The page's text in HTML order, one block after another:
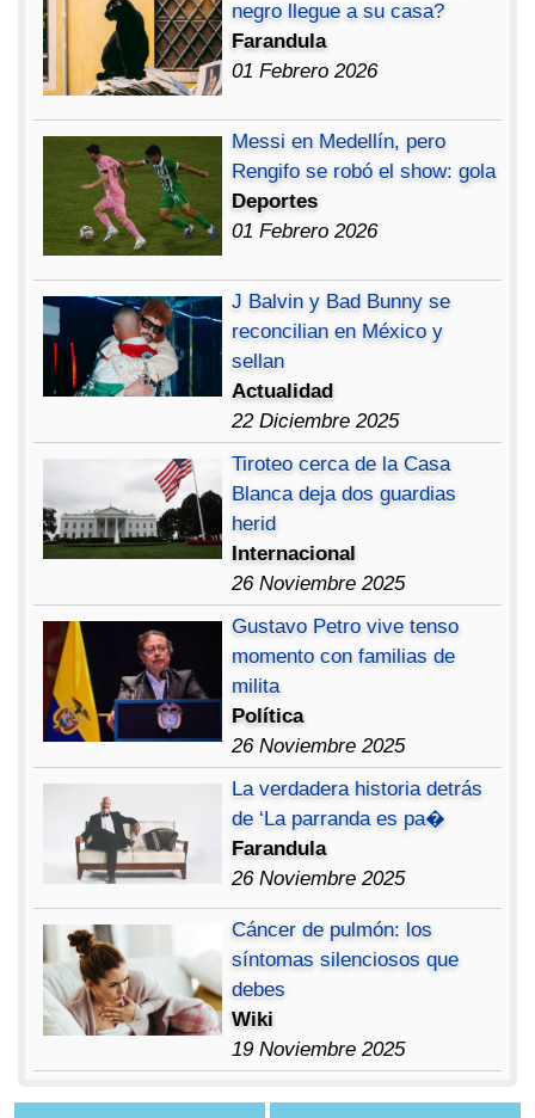
negro llegue a su casa?
Farandula
01 Febrero 2026
Messi en Medellín, pero
Rengifo se robó el show: gola
Deportes
01 Febrero 2026
J Balvin y Bad Bunny se
reconcilian en México y
sellan
Actualidad
22 Diciembre 2025
Tiroteo cerca de la Casa
Blanca deja dos guardias
herid
Internacional
26 Noviembre 2025
Gustavo Petro vive tenso
momento con familias de
milita
Política
26 Noviembre 2025
La verdadera historia detrás
de ‘La parranda es pa�
Farandula
26 Noviembre 2025
Cáncer de pulmón: los
síntomas silenciosos que
debes
Wiki
19 Noviembre 2025